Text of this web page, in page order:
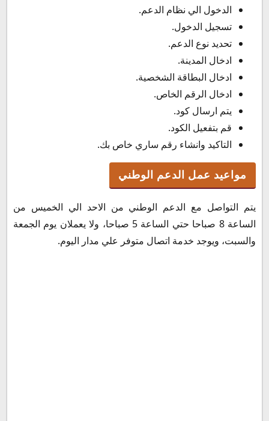
الدخول الي نظام الدعم.
تسجيل الدخول.
تحديد نوع الدعم.
ادخال المدينة.
ادخال البطاقة الشخصية.
ادخال الرقم الخاص.
يتم ارسال كود.
قم بتفعيل الكود.
التاكيد وانشاء رقم ساري خاص بك.
مواعيد عمل الدعم الوطني
يتم التواصل مع الدعم الوطني من الاحد الي الخميس من
الساعة 8 صباحا حتي الساعة 5 صباحا، ولا يعملان يوم الجمعة
والسبت، ويوجد خدمة اتصال متوفر علي مدار اليوم.